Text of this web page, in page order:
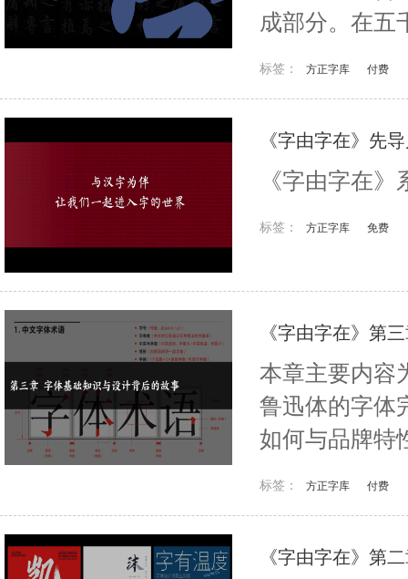
成部分。在五
发展、文化的
标签： 方正字库 付费
《字由字在》先
《字由字在
标签： 方正字库 免费
《字由字在》第
本章主要内容
鲁迅体的字体
如何与品牌特
标签： 方正字库 付费
《字由字在》第